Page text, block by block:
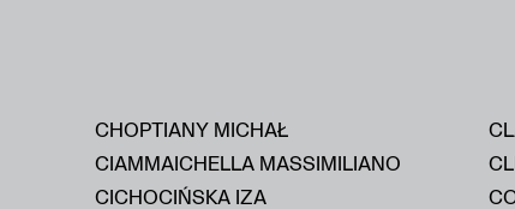
CHOPTIANY MICHAŁ
CIAMMAICHELLA MASSIMILIANO
CICHOCIŃSKA IZA